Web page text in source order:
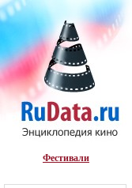
Фестивали